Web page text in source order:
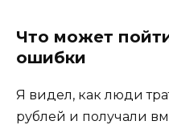
Что может
ошибки
Я видел, как люди
рублей и получали